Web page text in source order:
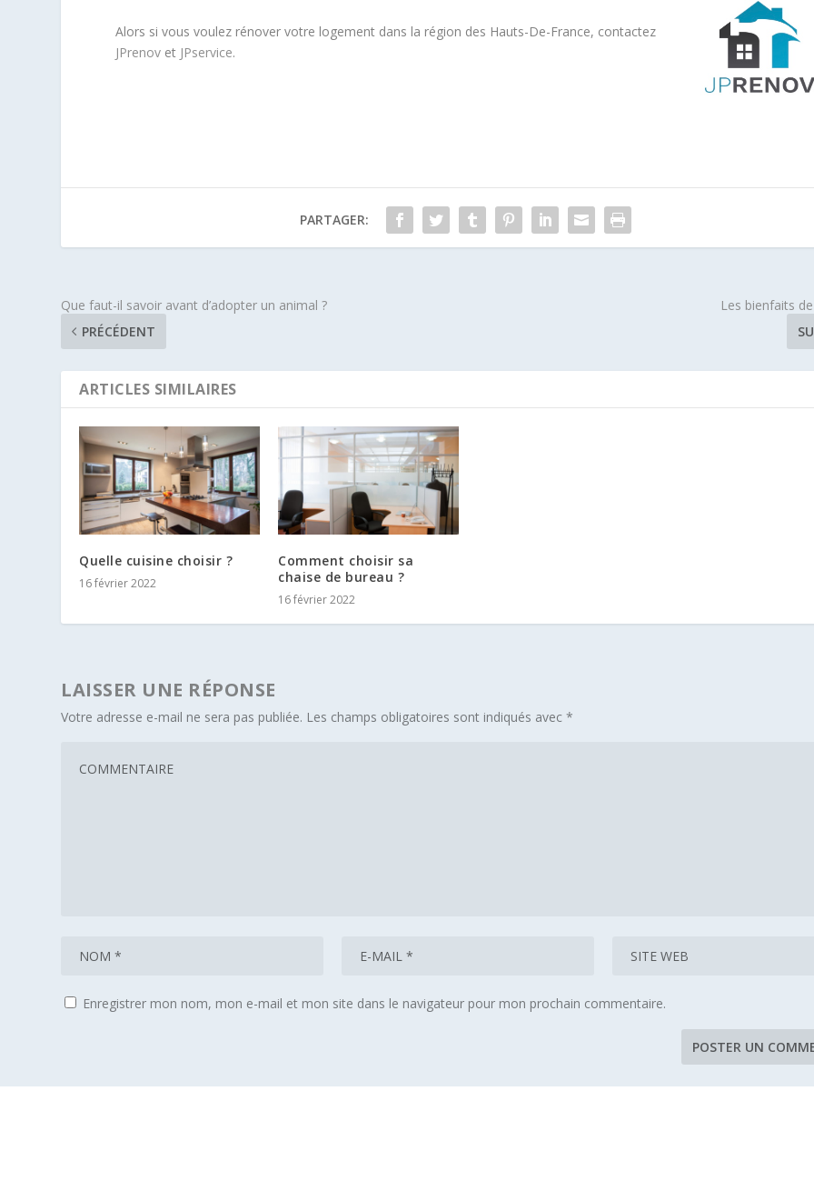
Alors si vous voulez rénover votre logement dans la région des Hauts-De-France, contactez
JPrenov et JPservice.
PARTAGER:
Que faut-il savoir avant d’adopter un animal ?
PRÉCÉDENT
Les bienfaits
ARTICLES SIMILAIRES
Quelle cuisine choisir ?
16 février 2022
Comment choisir sa
chaise de bureau ?
16 février 2022
LAISSER UNE RÉPONSE
Votre adresse e-mail ne sera pas publiée. Les champs obligatoires sont indiqués avec*
Enregistrer mon nom, mon e-mail et mon site dans le navigateur pour mon prochain commentaire.